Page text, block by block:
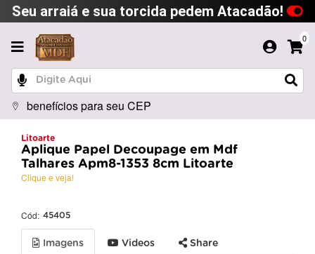
Seu arraiá e sua torcida pedem Atacadão!
0
benefícios para seu CEP
Litoarte
Aplique Papel Decoupage em Mdf
Talhares Apm8-1353 8cm Litoarte
Clique e veja!
Cód: 45405
Imagens Videos Share